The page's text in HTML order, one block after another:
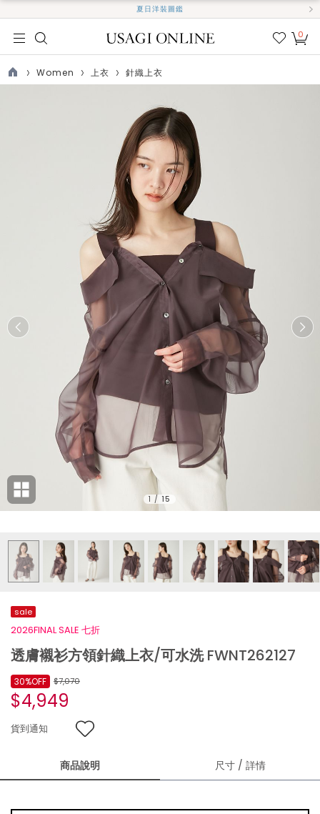
夏日洋裝圖鑑
我的
0
TOP
Women 上衣 針織上衣
1 / 15
sale
2026FINAL SALE 七折
透膚襯衫方領針織上衣/可水洗 FWNT262127
$7,070
$4,949
30%OFF
貨到通知
商品說明 尺寸 / 詳情